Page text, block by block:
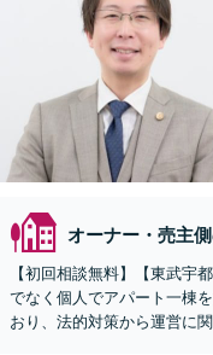
オーナー・売主
【初回相談無料】【東武宇
でなく個人でアパート一棟
おり、法的対策から運営に